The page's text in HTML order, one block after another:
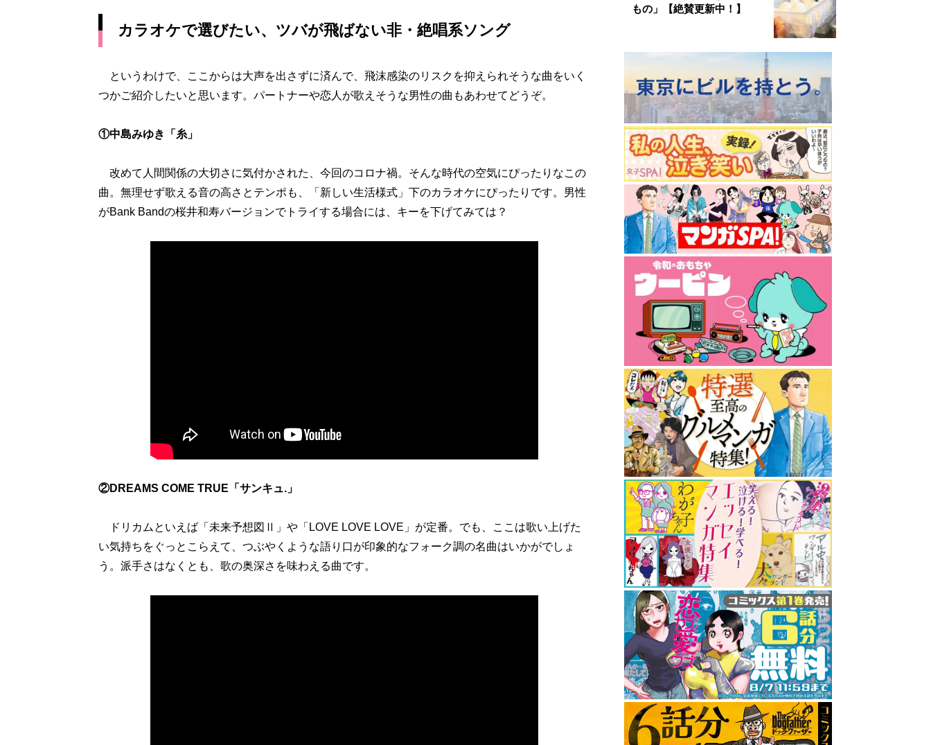
カラオケで選びたい、ツバが飛ばない非・絶唱系ソング
というわけで、ここからは大声を出さずに済んで、飛沫感染のリスクを抑えられそうな曲をいく
つかご紹介したいと思います。パートナーや恋人が歌えそうな男性の曲もあわせてどうぞ。
①中島みゆき「糸」
改めて人間関係の大切さに気付かされた、今回のコロナ禍。そんな時代の空気にぴったりなこの
曲。無理せず歌える音の高さとテンポも、「新しい生活様式」下のカラオケにぴったりです。男性
がBank Bandの桜井和寿バージョンでトライする場合には、キーを下げてみては？
②DREAMS COME TRUE「サンキュ.」
ドリカムといえば「未来予想図Ⅱ」や「LOVE LOVE LOVE」が定番。でも、ここは歌い上げた
い気持ちをぐっとこらえて、つぶやくような語り口が印象的なフォーク調の名曲はいかがでしょ
う。派手さはなくとも、歌の奥深さを味わえる曲です。
もの」【絶賛更新中！】